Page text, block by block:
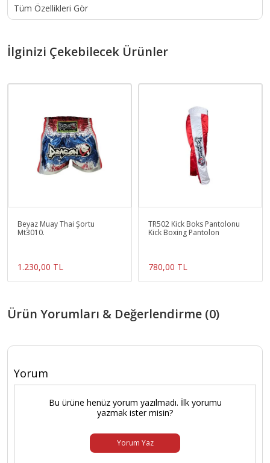
Tüm Özellikleri Gör
İlginizi Çekebilecek Ürünler
Beyaz Muay Thai Şortu
Mt3010.
1.230,00 TL
TR502 Kick Boks Pantolonu
Kick Boxing Pantolon
780,00 TL
Ürün Yorumları & Değerlendirme (0)
Yorum
Bu ürüne henüz yorum yazılmadı. İlk yorumu
yazmak ister misin?
Yorum Yaz